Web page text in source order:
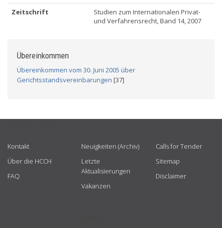
Zeitschrift
Studien zum Internationalen Privat-
und Verfahrensrecht, Band 14, 2007
Übereinkommen
Übereinkommen vom 30. Juni 2005 über
Gerichtsstandsvereinbarungen [37]
Kontakt
Über die HCCH
FAQ
Neuigkeiten (Archiv)
Letzte
Aktualisierungen
Vakanzen
Calls for Tender
Sitemap
Disclaimer